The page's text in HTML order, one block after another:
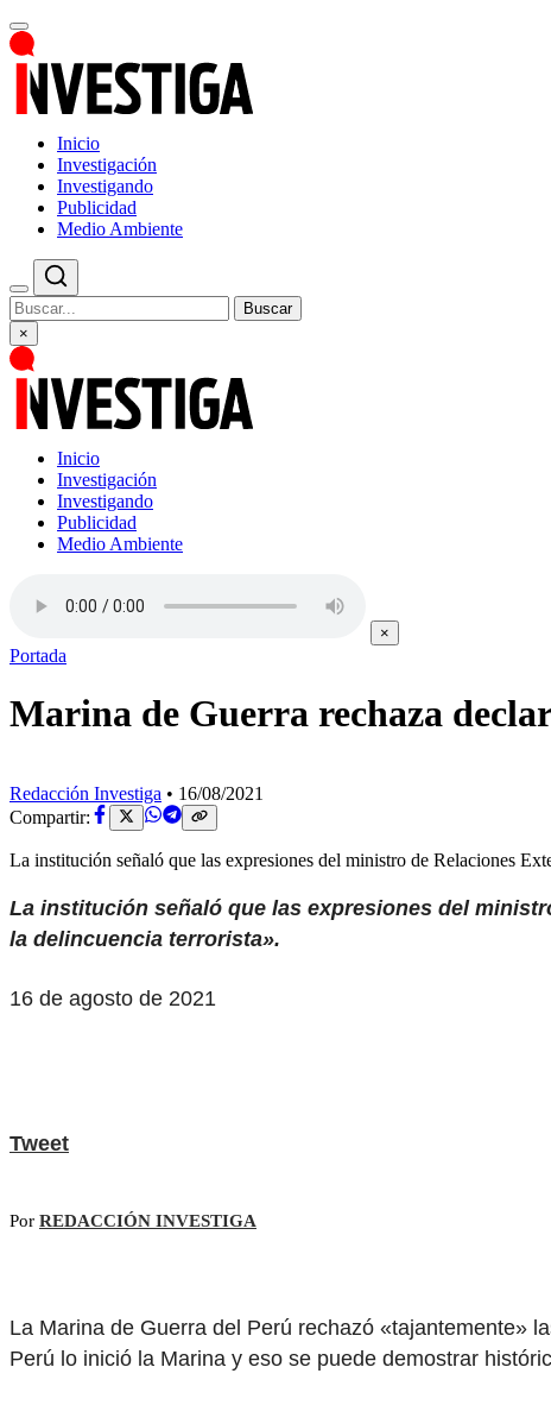
Inicio
Investigación
Investigando
Publicidad
Medio Ambiente
Buscar
×
Inicio
Investigación
Investigando
Publicidad
Medio Ambiente
×
Portada
Marina de Guerra rechaza
Redacción Investiga • 16/08/2021
Compartir:
La institución señaló que las expresiones del ministro de Relaciones
La institución señaló que las expresiones del
la delincuencia terrorista».
16 de agosto de 2021
Tweet
Por REDACCIÓN INVESTIGA
La Marina de Guerra del Perú rechazó «tajantemente»
Perú lo inició la Marina y eso se puede demostrar